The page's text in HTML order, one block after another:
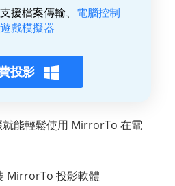
援檔案傳輸、 電腦控制
遊戲模擬器
投影
就能輕鬆使用 MirrorTo 在電
MirrorTo 投影軟體